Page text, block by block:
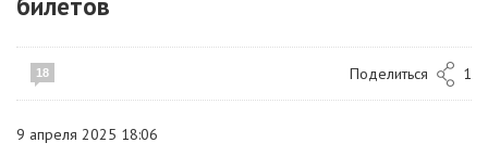
18 Поделиться 1
9 апреля 2025 18:06